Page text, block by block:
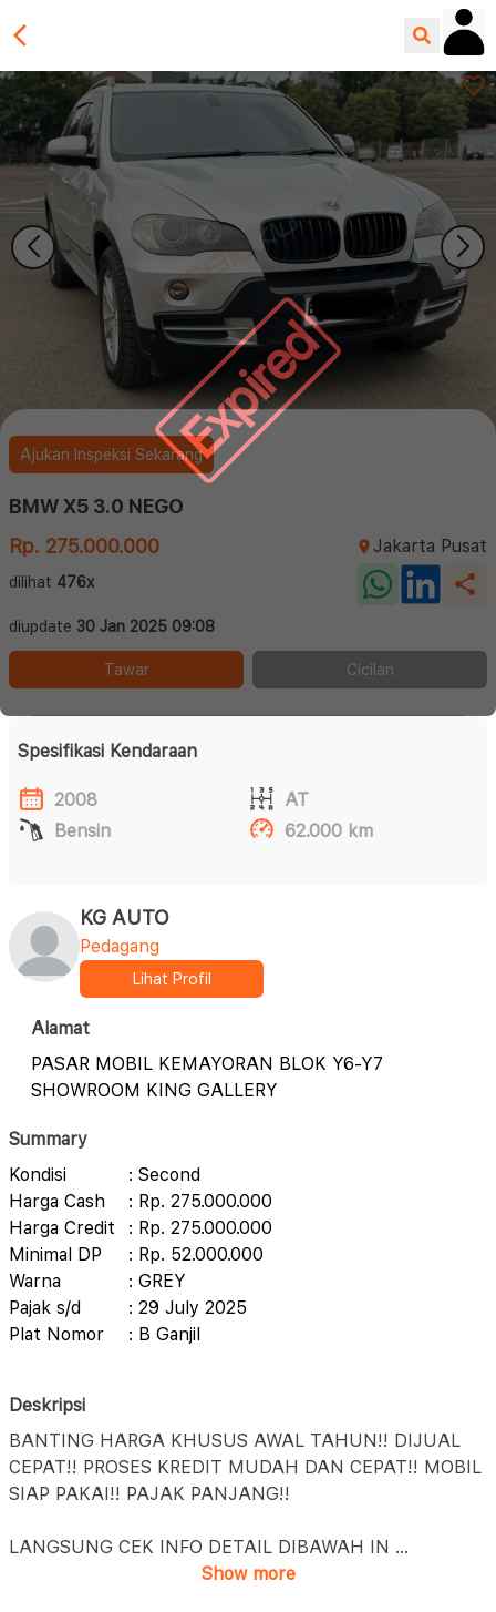
Expired
Ajukan Inspeksi Sekarang
BMW X5 3.0 NEGO
Rp. 275.000.000
Jakarta Pusat
dilihat 476x
diupdate 30 Jan 2025 09:08
Tawar Cicilan
Spesifikasi Kendaraan
2008
AT
Bensin
62.000 km
KG AUTO
Pedagang
Lihat Profil
Alamat
PASAR MOBIL KEMAYORAN BLOK Y6-Y7
SHOWROOM KING GALLERY
Summary
Kondisi
: Second
Harga Cash
: Rp. 275.000.000
Harga Credit
: Rp. 275.000.000
Minimal DP
: Rp. 52.000.000
Warna
: GREY
Pajak s/d
: 29 July 2025
Plat Nomor
: B Ganjil
Deskripsi
BANTING HARGA KHUSUS AWAL TAHUN!! DIJUAL
CEPAT!! PROSES KREDIT MUDAH DAN CEPAT!! MOBIL
SIAP PAKAI!! PAJAK PANJANG!!
LANGSUNG CEK INFO DETAIL DIBAWAH IN ...
Show more